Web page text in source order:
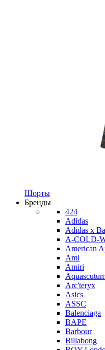
Шорты
Бренды
424
Adidas
Adidas x
A-COLD-
American
Ami
Amiri
Arc'teryx
Asics
ASSC
Balenciaga
BAPE
Barbour
Billabong